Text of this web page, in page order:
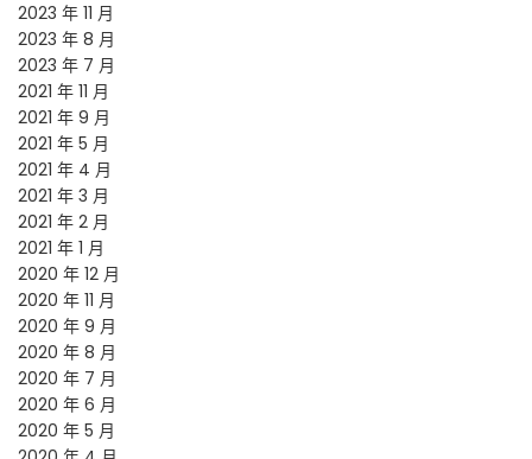
2023 年 11 月
2023 年 8 月
2023 年 7 月
2021 年 11 月
2021 年 9 月
2021 年 5 月
2021 年 4 月
2021 年 3 月
2021 年 2 月
2021 年 1 月
2020 年 12 月
2020 年 11 月
2020 年 9 月
2020 年 8 月
2020 年 7 月
2020 年 6 月
2020 年 5 月